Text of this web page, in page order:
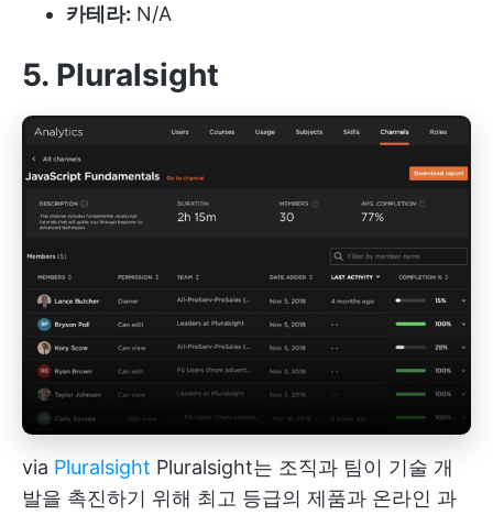
카테라: N/A
5. Pluralsight
via Pluralsight Pluralsight는 조직과 팀이 기술 개
발을 촉진하기 위해 최고 등급의 제품과 온라인 과